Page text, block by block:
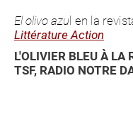
El olivo azu l en la
Littérature Action
L'OLIVIER BLEU À LA
TSF, RADIO NOTRE